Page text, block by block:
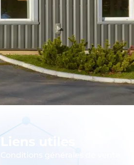
Liens utiles
Conditions générales de vente